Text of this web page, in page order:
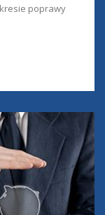
poprawy